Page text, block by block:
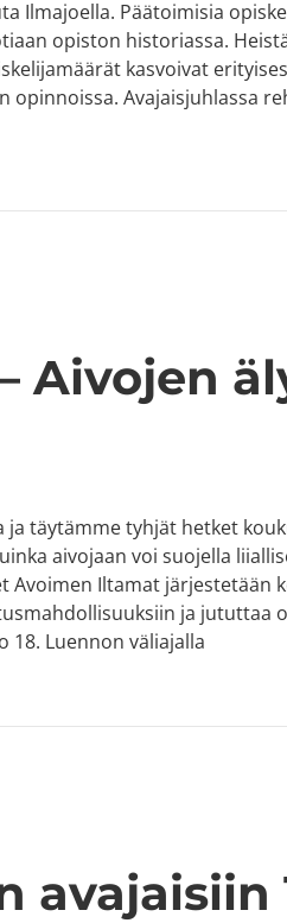
Ilmajoella. Päätoimisia
opiston historiassa.
kasvoivat
Avajaisjuhlassa
Aivojen
ja täytämme tyhjät hetket
aivojaan voi suojella
Iltamat järjestetään
ja jututtaa
18. Luennon väliajalla
avajaisiin